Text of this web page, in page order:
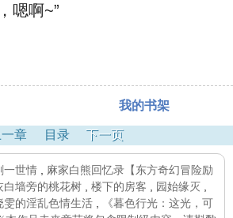
嗯啊~”
我的书架
一章 目录 下一页
一世情
麻家白熊回忆录【东方奇幻冒险励
白墙旁的桃花树 楼下的房客 园始缘灭
雯的淫乱色情生活
《暮色行光：这光，可